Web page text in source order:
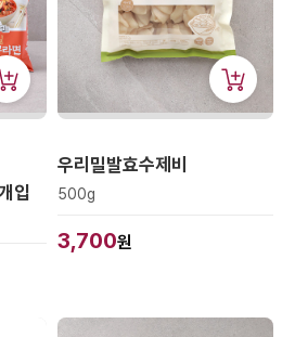
입
우리밀발효수제비
500g
3,700원